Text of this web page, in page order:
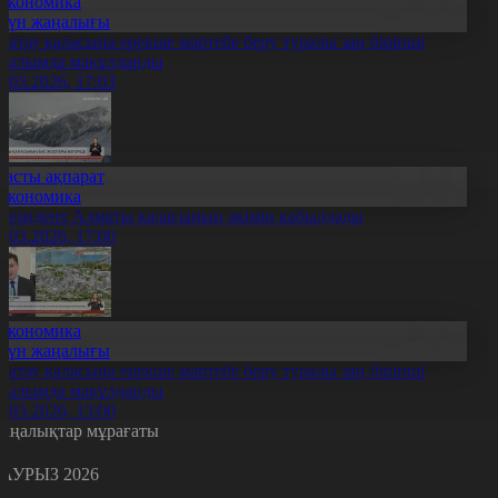
жаңалығы
қаласына ерекше мәртебе беру туралы заң бірінші
мақұлданды
17:03
ақпарат
Алматы қаласының әкімін қабылдады
17:00
жаңалығы
қаласына ерекше мәртебе беру туралы заң бірінші
мақұлданды
13:00
мұрағаты
2026